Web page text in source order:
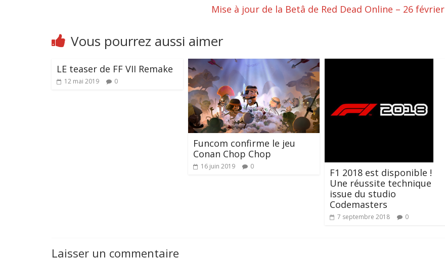
Mise à jour de la Betâ de Red Dead Online – 26 février
Vous pourrez aussi aimer
LE teaser de FF VII Remake
12 mai 2019 0
Funcom confirme le jeu
Conan Chop Chop
16 juin 2019 0
F1 2018 est disponible !
Une réussite technique
issue du studio
Codemasters
7 septembre 2018 0
Laisser un commentaire